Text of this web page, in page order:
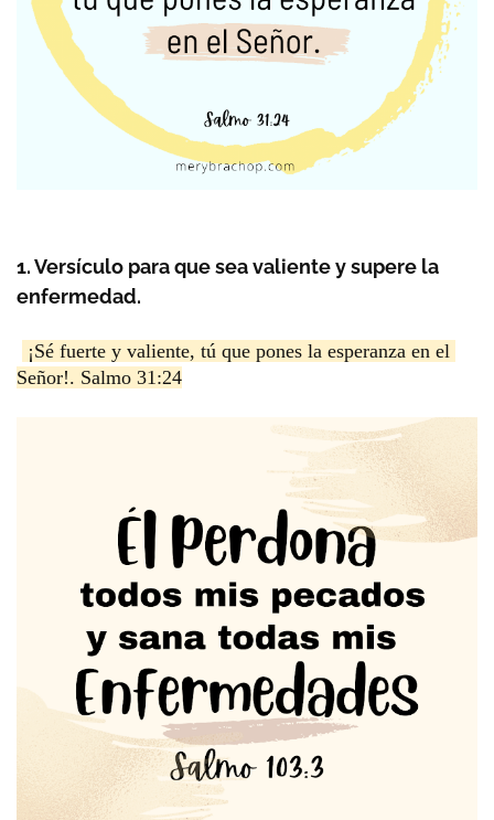
1. Versículo para que sea valiente y supere la
enfermedad.
¡Sé fuerte y valiente, tú que pones la esperanza en el
Señor!. Salmo 31:24